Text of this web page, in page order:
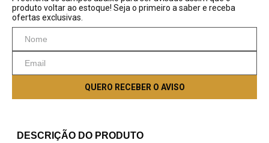
DESCRIÇÃO DO PRODUTO